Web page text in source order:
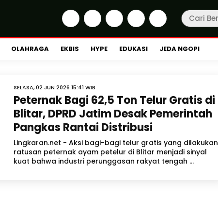
OLAHRAGA EKBIS HYPE EDUKASI JEDA NGOPI
SELASA, 02 JUN 2026 15:41 WIB
Peternak Bagi 62,5 Ton Telur Gratis di
Blitar, DPRD Jatim Desak Pemerintah
Pangkas Rantai Distribusi
Lingkaran.net - Aksi bagi-bagi telur gratis yang dilakukan
ratusan peternak ayam petelur di Blitar menjadi sinyal
kuat bahwa industri perunggasan rakyat tengah ...